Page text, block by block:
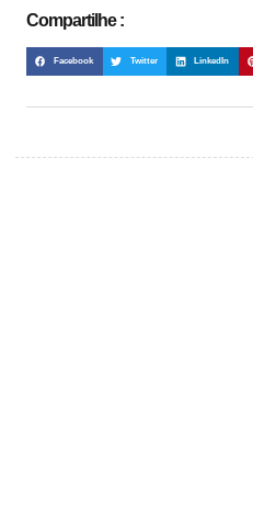
Compartilhe :
Facebook Twitter LinkedIn